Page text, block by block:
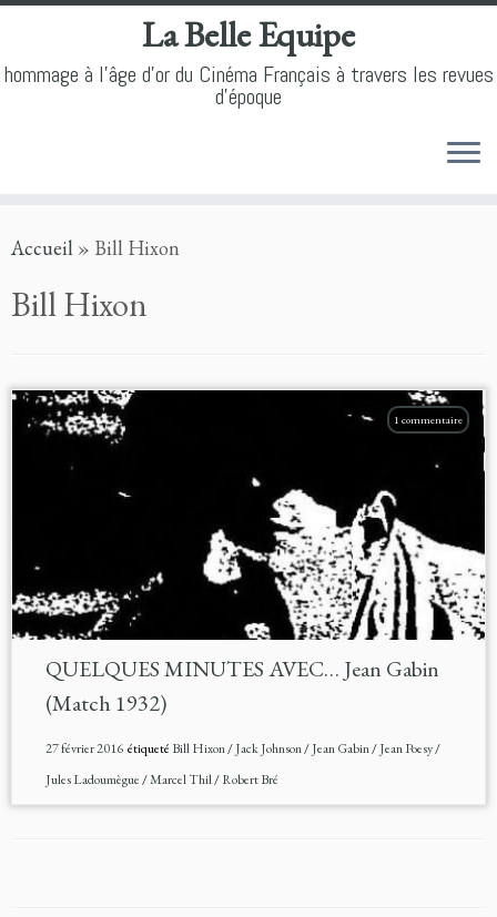
to
La Belle Equipe
hommage à l'âge d'or du Cinéma Français à travers les revues
d'époque
Accueil » Bill Hixon
Bill Hixon
1 commentaire
QUELQUES MINUTES AVEC… Jean Gabin
(Match 1932)
27 février 2016étiqueté Bill Hixon/Jack Johnson/Jean Gabin/Jean Poesy/
Jules Ladoumègue/Marcel Thil/Robert Bré